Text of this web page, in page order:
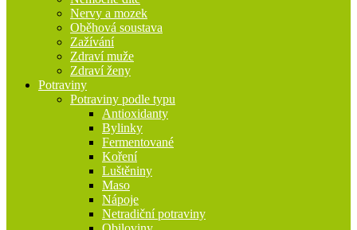
Nervy a mozek
Oběhová soustava
Zažívání
Zdraví muže
Zdraví ženy
Potraviny
Potraviny podle typu
Antioxidanty
Bylinky
Fermentované
Koření
Luštěniny
Maso
Nápoje
Netradiční potraviny